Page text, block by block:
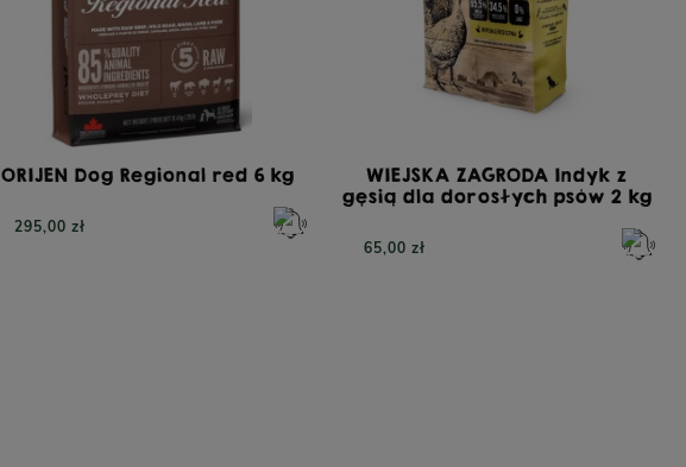
ORIJEN Dog Regional red 6 kg
295,00 zł
WIEJSKA ZAGRODA Indyk z
gęsią dla dorosłych psów 2 kg
65,00 zł